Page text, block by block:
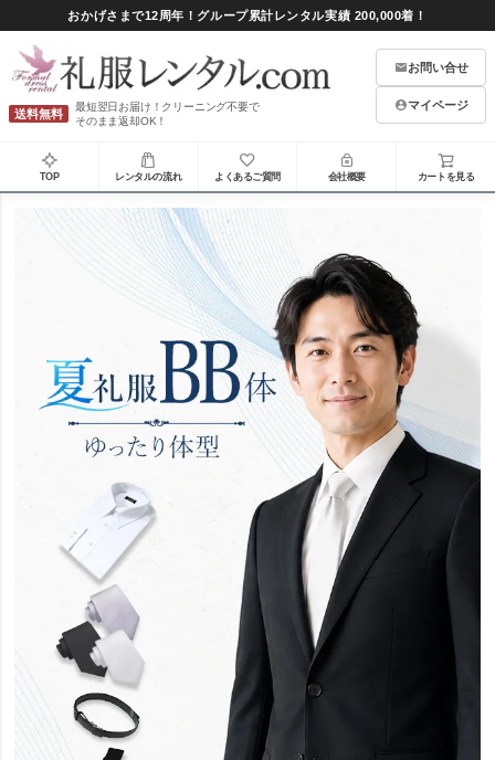
おかげさまで12周年！グループ累計レンタル実績 200,000着！
送料無料
最短翌日お届け！クリーニング不要で
そのまま返却OK！
お問い合せ
マイページ
TOP レンタルの流れ よくあるご質問 会社概要 カートを見る